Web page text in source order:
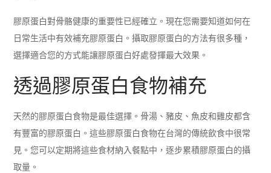
膠原蛋白對骨骼健康的重要性已經確立。現在您需要知道如何在
日常生活中有效補充膠原蛋白。攝取膠原蛋白的方法有很多種，
選擇適合您的方式能讓膠原蛋白好處發揮最大效果。
透過膠原蛋白食物補充
天然的膠原蛋白食物是最佳選擇。骨湯、豬皮、魚皮和雞皮都含
有豐富的膠原蛋白。這些膠原蛋白食物在台灣的傳統飲食中很常
見。您可以定期將這些食材納入餐點中，逐步累積膠原蛋白的攝
取量。